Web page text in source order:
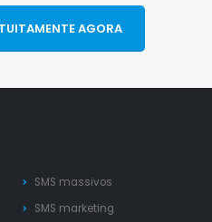
AGORA
SMS massivos
SMS marketing